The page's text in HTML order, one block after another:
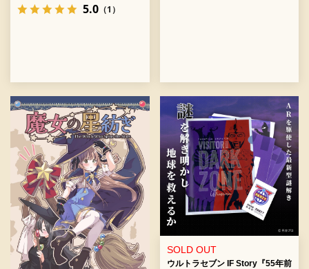
5.0 （1）
SOLD OUT
ウルトラセブン IF Story『55年前